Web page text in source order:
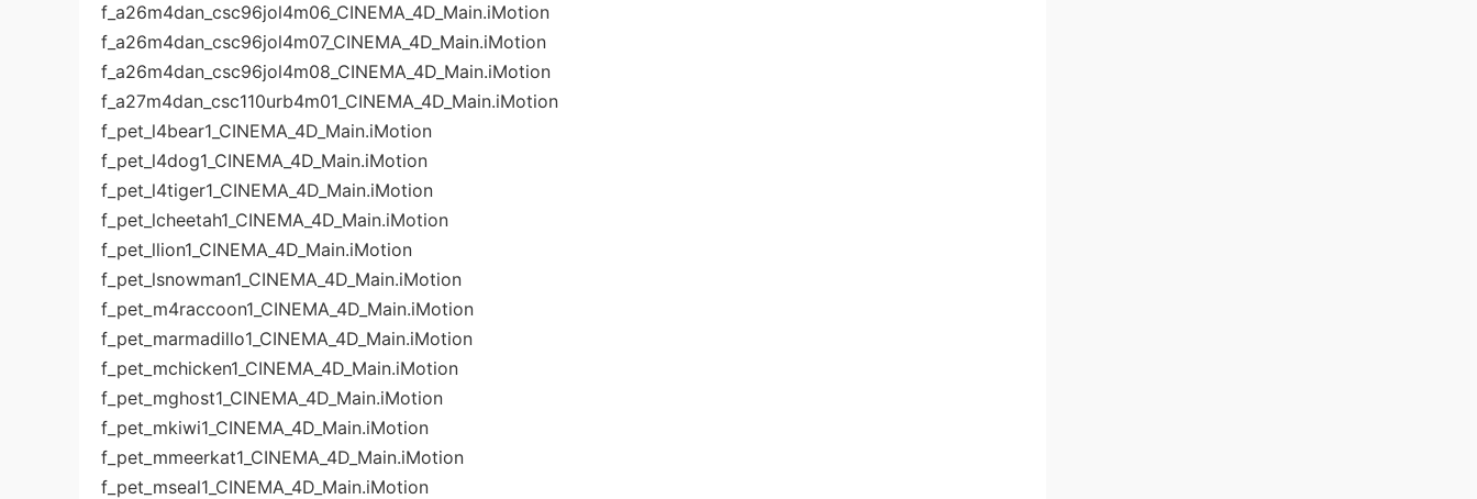
f_a26m4dan_csc96jol4m06_CINEMA_4D_Main.iMotion
f_a26m4dan_csc96jol4m07_CINEMA_4D_Main.iMotion
f_a26m4dan_csc96jol4m08_CINEMA_4D_Main.iMotion
f_a27m4dan_csc110urb4m01_CINEMA_4D_Main.iMotion
f_pet_l4bear1_CINEMA_4D_Main.iMotion
f_pet_l4dog1_CINEMA_4D_Main.iMotion
f_pet_l4tiger1_CINEMA_4D_Main.iMotion
f_pet_lcheetah1_CINEMA_4D_Main.iMotion
f_pet_llion1_CINEMA_4D_Main.iMotion
f_pet_lsnowman1_CINEMA_4D_Main.iMotion
f_pet_m4raccoon1_CINEMA_4D_Main.iMotion
f_pet_marmadillo1_CINEMA_4D_Main.iMotion
f_pet_mchicken1_CINEMA_4D_Main.iMotion
f_pet_mghost1_CINEMA_4D_Main.iMotion
f_pet_mkiwi1_CINEMA_4D_Main.iMotion
f_pet_mmeerkat1_CINEMA_4D_Main.iMotion
f_pet_mseal1_CINEMA_4D_Main.iMotion